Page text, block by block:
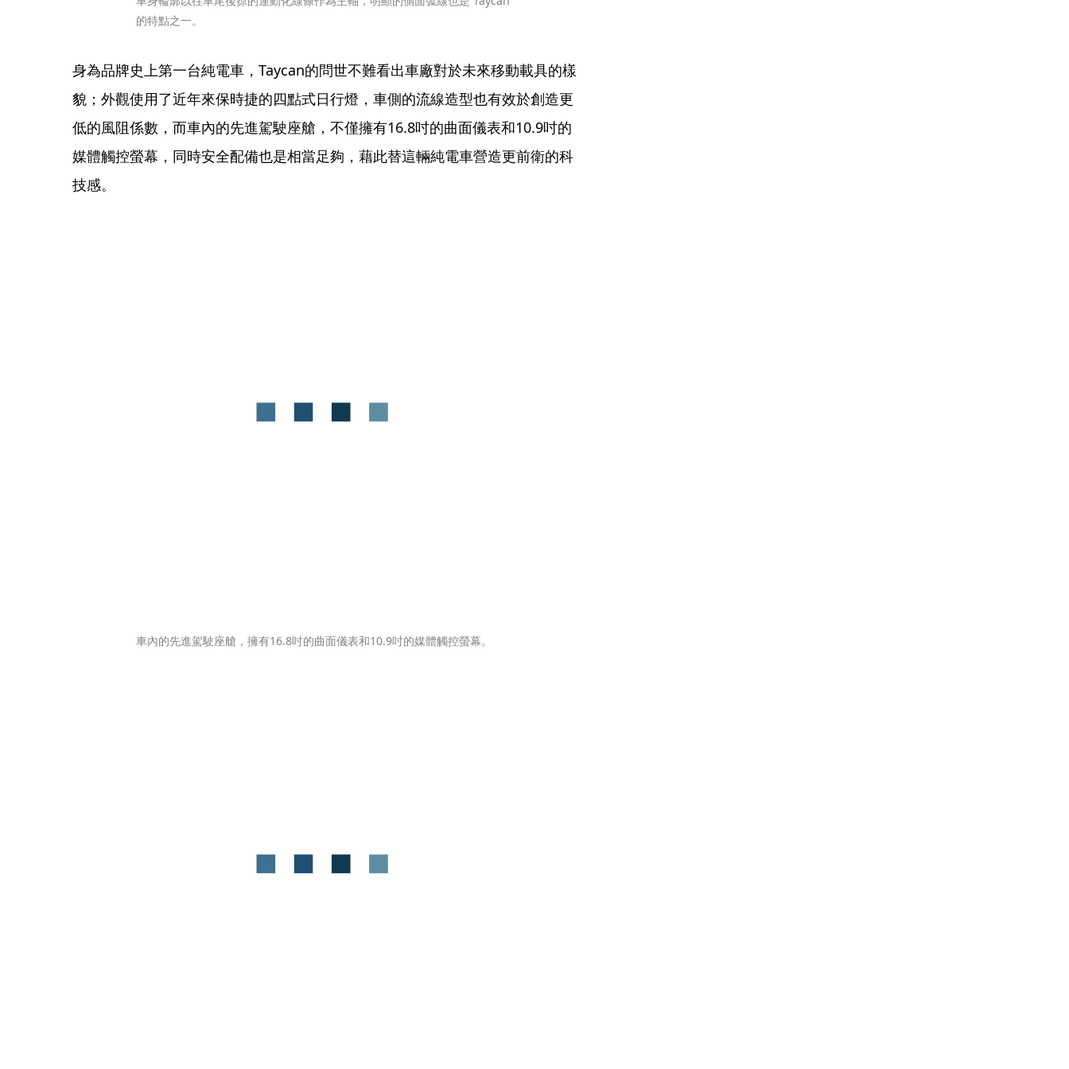
的特點之一。
身為品牌史上第一台純電車，Taycan的問世不難看出車廠對於未來移動載具的樣
貌；外觀使用了近年來保時捷的四點式日行燈，車側的流線造型也有效於創造更
低的風阻係數，而車內的先進駕駛座艙，不僅擁有16.8吋的曲面儀表和10.9吋的
媒體觸控螢幕，同時安全配備也是相當足夠，藉此替這輛純電車營造更前衛的科
技感。
車內的先進駕駛座艙，擁有16.8吋的曲面儀表和10.9吋的媒體觸控螢幕。